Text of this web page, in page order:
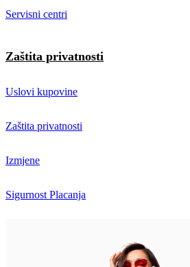
Servisni centri
Zaštita privatnosti
Uslovi kupovine
Zaštita privatnosti
Izmjene
Sigurnost Placanja